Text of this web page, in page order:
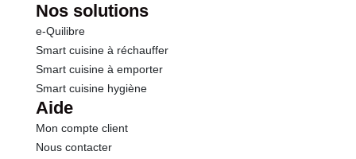
Nos solutions
e-Quilibre
Smart cuisine à réchauffer
Smart cuisine à emporter
Smart cuisine hygiène
Aide
Mon compte client
Nous contacter